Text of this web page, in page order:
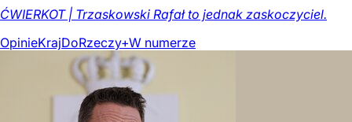
ĆWIERKOT | Trzaskowski Rafał to jednak zaskoczyciel.
OpinieKrajDoRzeczy+W numerze